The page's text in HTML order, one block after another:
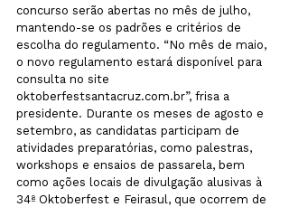
concurso serão abertas no mês de julho,
mantendo-se os padrões e critérios de
escolha do regulamento. “No mês de maio,
o novo regulamento estará disponível para
consulta no site
oktoberfestsantacruz.com.br”, frisa a
presidente. Durante os meses de agosto e
setembro, as candidatas participam de
atividades preparatórias, como palestras,
workshops e ensaios de passarela, bem
como ações locais de divulgação alusivas à
34ª Oktoberfest e Feirasul, que ocorrem de